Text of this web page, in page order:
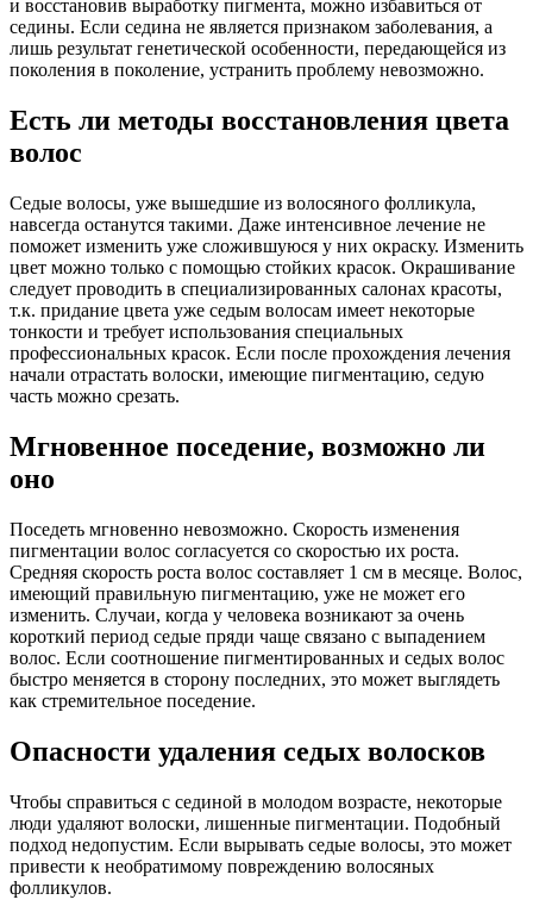
и восстановив выработку пигмента, можно избавиться от
седины. Если седина не является признаком заболевания, а
лишь результат генетической особенности, передающейся из
поколения в поколение, устранить проблему невозможно.
Есть ли методы восстановления цвета
волос
Седые волосы, уже вышедшие из волосяного фолликула,
навсегда останутся такими. Даже интенсивное лечение не
поможет изменить уже сложившуюся у них окраску. Изменить
цвет можно только с помощью стойких красок. Окрашивание
следует проводить в специализированных салонах красоты,
т.к. придание цвета уже седым волосам имеет некоторые
тонкости и требует использования специальных
профессиональных красок. Если после прохождения лечения
начали отрастать волоски, имеющие пигментацию, седую
часть можно срезать.
Мгновенное поседение, возможно ли
оно
Поседеть мгновенно невозможно. Скорость изменения
пигментации волос согласуется со скоростью их роста.
Средняя скорость роста волос составляет 1 см в месяце. Волос,
имеющий правильную пигментацию, уже не может его
изменить. Случаи, когда у человека возникают за очень
короткий период седые пряди чаще связано с выпадением
волос. Если соотношение пигментированных и седых волос
быстро меняется в сторону последних, это может выглядеть
как стремительное поседение.
Опасности удаления седых волосков
Чтобы справиться с сединой в молодом возрасте, некоторые
люди удаляют волоски, лишенные пигментации. Подобный
подход недопустим. Если вырывать седые волосы, это может
привести к необратимому повреждению волосяных
фолликулов.